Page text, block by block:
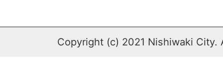
Copyright (c) 2021 Nishiwaki City.